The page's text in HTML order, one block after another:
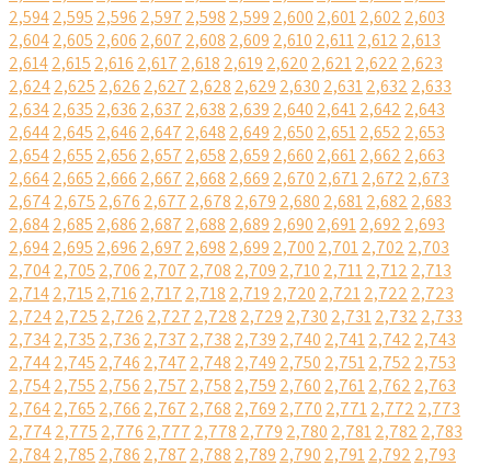
2,5942,595 2,596 2,597 2,598 2,599 2,600 2,6012,602 2,603
2,6042,605 2,606 2,607 2,608 2,609 2,610 2,6112,612 2,613
2,6142,615 2,616 2,617 2,618 2,619 2,620 2,6212,622 2,623
2,6242,625 2,626 2,627 2,628 2,629 2,630 2,6312,632 2,633
2,6342,635 2,636 2,637 2,638 2,639 2,640 2,6412,642 2,643
2,6442,645 2,646 2,647 2,648 2,649 2,650 2,6512,652 2,653
2,6542,655 2,656 2,657 2,658 2,659 2,660 2,6612,662 2,663
2,6642,665 2,666 2,667 2,668 2,669 2,670 2,6712,672 2,673
2,6742,675 2,676 2,677 2,678 2,679 2,680 2,6812,682 2,683
2,6842,685 2,686 2,687 2,688 2,689 2,690 2,6912,692 2,693
2,6942,695 2,696 2,697 2,698 2,699 2,700 2,7012,702 2,703
2,7042,705 2,706 2,707 2,708 2,709 2,710 2,7112,712 2,713
2,7142,715 2,716 2,717 2,718 2,719 2,720 2,7212,722 2,723
2,7242,725 2,726 2,727 2,728 2,729 2,730 2,7312,732 2,733
2,7342,735 2,736 2,737 2,738 2,739 2,740 2,7412,742 2,743
2,7442,745 2,746 2,747 2,748 2,749 2,750 2,7512,752 2,753
2,7542,755 2,756 2,757 2,758 2,759 2,760 2,7612,762 2,763
2,7642,765 2,766 2,767 2,768 2,769 2,770 2,7712,772 2,773
2,7742,775 2,776 2,777 2,778 2,779 2,780 2,7812,782 2,783
2,7842,785 2,786 2,787 2,788 2,789 2,790 2,7912,792 2,793